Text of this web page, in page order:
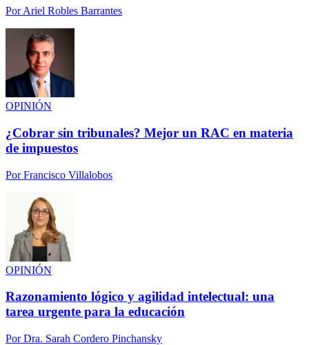
PorAriel Robles Barrantes
OPINIÓN
¿Cobrar sin tribunales? Mejor un RAC en materia
de impuestos
PorFrancisco Villalobos
OPINIÓN
Razonamiento lógico y agilidad intelectual: una
tarea urgente para la educación
PorDra. Sarah Cordero Pinchansky